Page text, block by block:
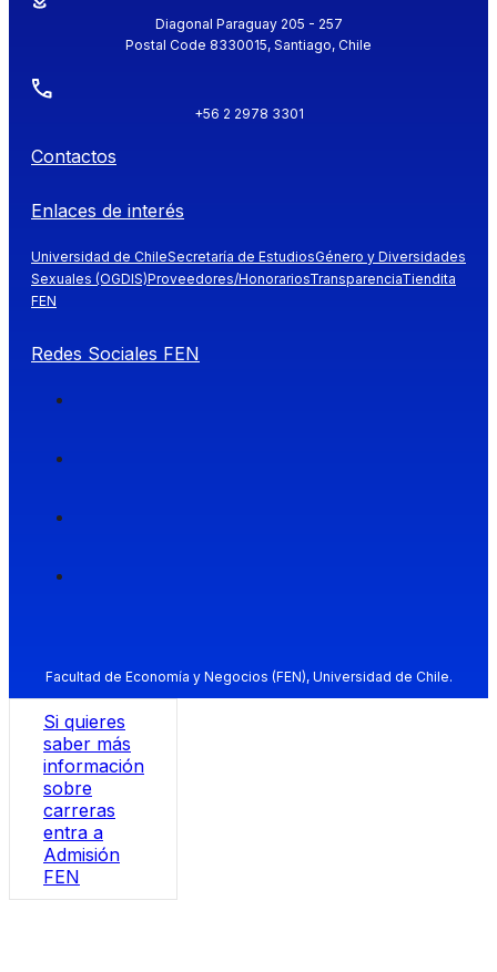
Diagonal Paraguay 205 - 257
Postal Code 8330015, Santiago, Chile
+56 2 2978 3301
Contactos
Enlaces de interés
Universidad de ChileSecretaría de EstudiosGénero y Diversidades
Sexuales (OGDIS)Proveedores/HonorariosTransparenciaTiendita
FEN
Redes Sociales FEN
Facultad de Economía y Negocios (FEN), Universidad de Chile.
Si quieres
saber más
información
sobre
carreras
entra a
Admisión
FEN